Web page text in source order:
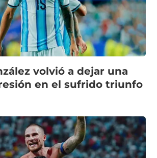
volvió a dejar una
en el sufrido triunfo